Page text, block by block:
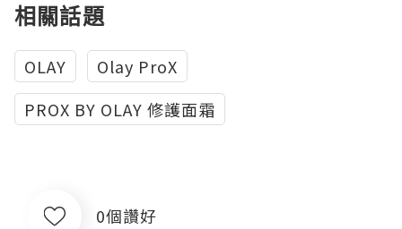
相關話題
OLAY
Olay ProX
PROX BY OLAY 修護面霜
0個讚好